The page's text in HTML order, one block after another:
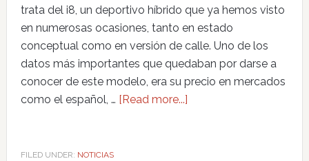
trata del i8, un deportivo híbrido que ya hemos visto
en numerosas ocasiones, tanto en estado
conceptual como en versión de calle. Uno de los
datos más importantes que quedaban por darse a
conocer de este modelo, era su precio en mercados
como el español, … [Read more...]
FILED UNDER: NOTICIAS